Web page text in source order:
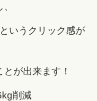
いうクリック感が
が出来ます！
削減